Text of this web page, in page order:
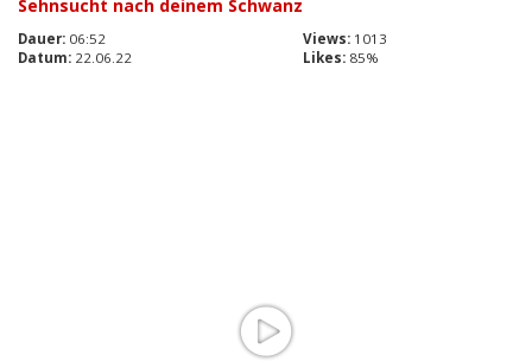
Sehnsucht nach deinem Schwanz
Dauer: 06:52 Views: 1013
Datum: 22.06.22 Likes: 85%